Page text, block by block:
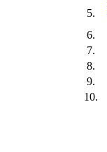
5.
6.
7.
8.
9.
10.